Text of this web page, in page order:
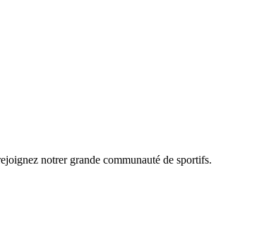
notrer grande communauté de sportifs.